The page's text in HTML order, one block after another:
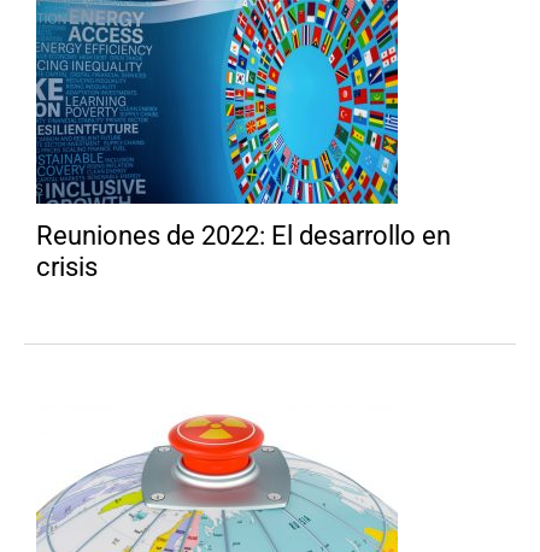
Reuniones de 2022: El desarrollo en
crisis